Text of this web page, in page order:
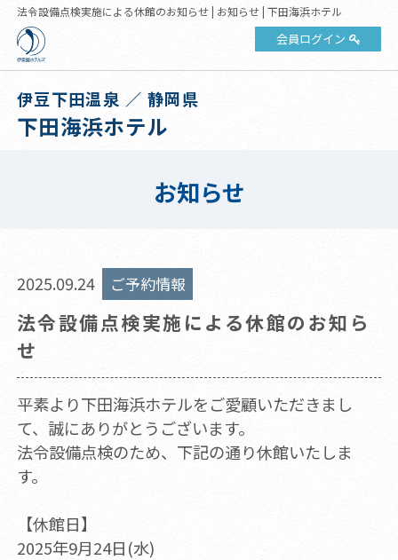
法令設備点検実施による休館のお知らせ | お知らせ | 下田海浜ホテル
会員ログイン
伊豆下田温泉 ／ 静岡県
下田海浜ホテル
お知らせ
2025.09.24 ご予約情報
法令設備点検実施による休館のお知ら
せ
平素より下田海浜ホテルをご愛顧いただきまし
て、誠にありがとうございます。
法令設備点検のため、下記の通り休館いたしま
す。
【休館日】
2025年9月24日(水)